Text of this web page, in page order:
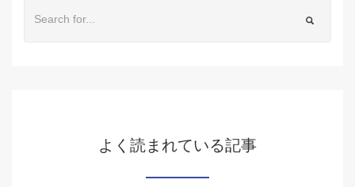
よく読まれている記事